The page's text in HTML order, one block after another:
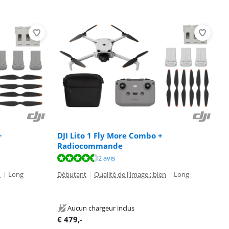
| Long
DJI Lito 1 Fly More Combo +
Radiocommande
2 avis
Débutant | Qualité de l'image : bien | Long
Aucun chargeur inclus
€ 479,-